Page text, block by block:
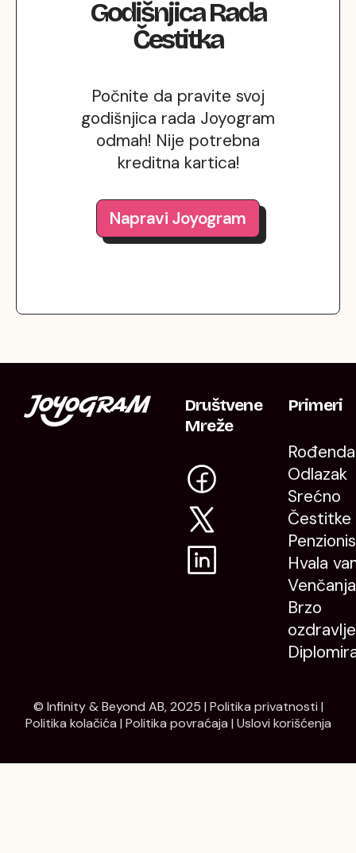
Godišnjica Rada
Čestitka
Počnite da pravite svoj
godišnjica rada Joyogram
odmah! Nije potrebna
kreditna kartica!
Napravi Joyogram
Društvene
Mreže
Primeri
Odlazak
Srećno
Čestitke
Hvala
Venčanja
Brzo
© Infinity & Beyond AB, 2025 | Politika privatnosti |
Politika kolačića | Politika povraćaja | Uslovi korišćenja